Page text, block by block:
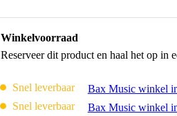
Winkelvoorraad
Reserveer dit product en haal het op in
Snel leverbaar Bax Music winkel
Snel leverbaar
Bax Music winkel